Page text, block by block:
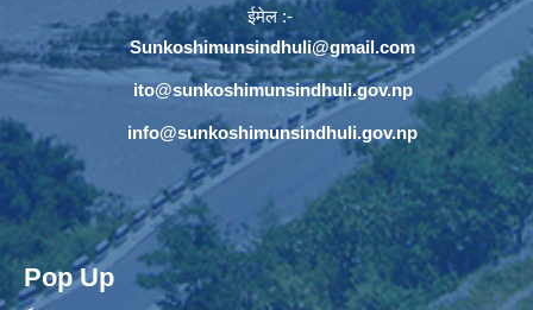
ईमेल :-
Sunkoshimunsindhuli@gmail.com
ito@sunkoshimunsindhuli.gov.np
info@sunkoshimunsindhuli.gov.np
Pop Up